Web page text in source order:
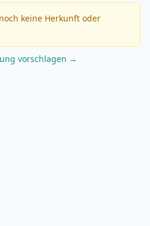
keine Herkunft oder
vorschlagen →